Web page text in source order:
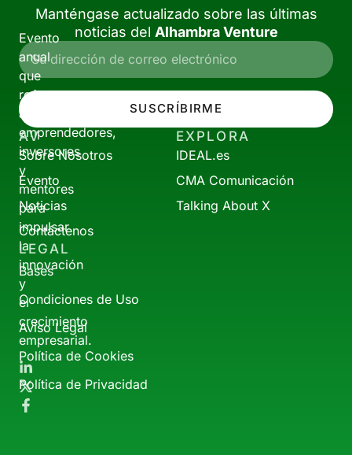
Evento
anual
que
reúne
a
emprendedores,
inversores
y
mentores
para
impulsar
la
innovación
y
el
crecimiento
empresarial.
Manténgase actualizado sobre las últimas
noticias del Alhambra Venture
SUSCRÍBIRME
AV
Sobre Nosotros
Evento
Noticias
Contáctenos
EXPLORA
IDEAL.es
CMA Comunicación
Talking About X
LEGAL
Bases
Condiciones de Uso
Aviso Legal
Política de Cookies
Política de Privacidad